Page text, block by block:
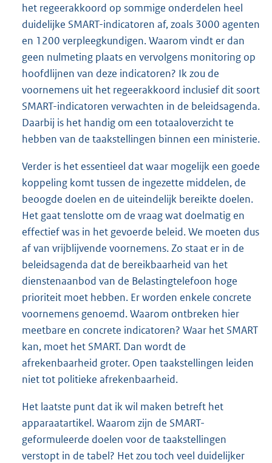
het regeerakkoord op sommige onderdelen heel
duidelijke SMART-indicatoren af, zoals 3000 agenten
en 1200 verpleegkundigen. Waarom vindt er dan
geen nulmeting plaats en vervolgens monitoring op
hoofdlijnen van deze indicatoren? Ik zou de
voornemens uit het regeerakkoord inclusief dit soort
SMART-indicatoren verwachten in de beleidsagenda.
Daarbij is het handig om een totaaloverzicht te
hebben van de taakstellingen binnen een ministerie.
Verder is het essentieel dat waar mogelijk een goede
koppeling komt tussen de ingezette middelen, de
beoogde doelen en de uiteindelijk bereikte doelen.
Het gaat tenslotte om de vraag wat doelmatig en
effectief was in het gevoerde beleid. We moeten dus
af van vrijblijvende voornemens. Zo staat er in de
beleidsagenda dat de bereikbaarheid van het
dienstenaanbod van de Belastingtelefoon hoge
prioriteit moet hebben. Er worden enkele concrete
voornemens genoemd. Waarom ontbreken hier
meetbare en concrete indicatoren? Waar het SMART
kan, moet het SMART. Dan wordt de
afrekenbaarheid groter. Open taakstellingen leiden
niet tot politieke afrekenbaarheid.
Het laatste punt dat ik wil maken betreft het
apparaatartikel. Waarom zijn de SMART-
geformuleerde doelen voor de taakstellingen
verstopt in de tabel? Het zou toch veel duidelijker